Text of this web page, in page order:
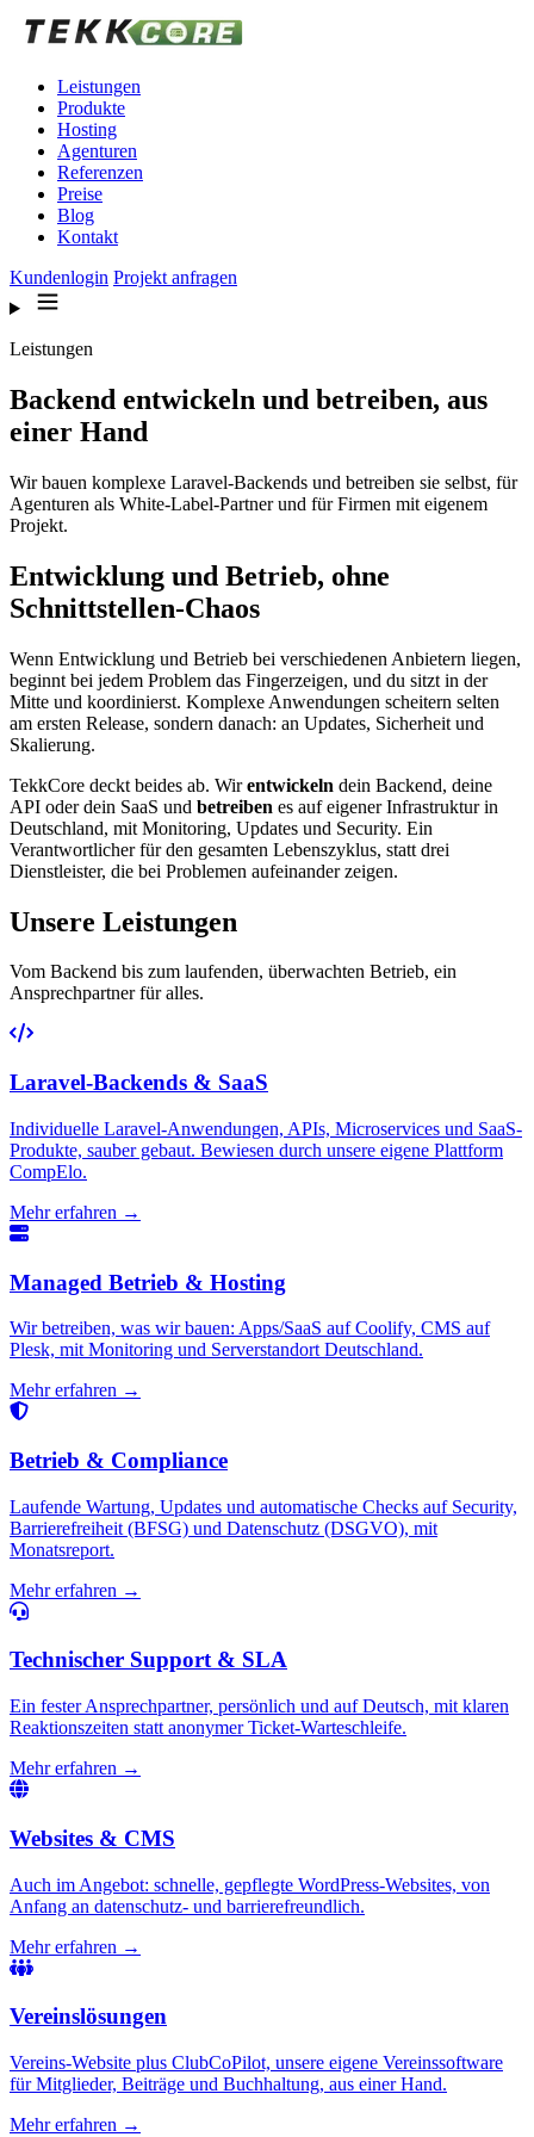
Zum Inhalt springen
Leistungen
Produkte
Hosting
Agenturen
Referenzen
Preise
Blog
Kontakt
Kundenlogin Projekt anfragen
Leistungen
Backend entwickeln und betreiben, aus
einer Hand
Wir bauen komplexe Laravel-Backends und betreiben sie selbst, für
Agenturen als White-Label-Partner und für Firmen mit eigenem
Projekt.
Entwicklung und Betrieb, ohne
Schnittstellen-Chaos
Wenn Entwicklung und Betrieb bei verschiedenen Anbietern liegen,
beginnt bei jedem Problem das Fingerzeigen, und du sitzt in der
Mitte und koordinierst. Komplexe Anwendungen scheitern selten
am ersten Release, sondern danach: an Updates, Sicherheit und
Skalierung.
TekkCore deckt beides ab. Wirentwickeln dein Backend, deine
API oder dein SaaS und betreiben es auf eigener Infrastruktur in
Deutschland, mit Monitoring, Updates und Security. Ein
Verantwortlicher für den gesamten Lebenszyklus, statt drei
Dienstleister, die bei Problemen aufeinander zeigen.
Unsere Leistungen
Vom Backend bis zum laufenden, überwachten Betrieb, ein
Ansprechpartner für alles.
Laravel-Backends & SaaS
Individuelle Laravel-Anwendungen, APIs, Microservices und SaaS-
Produkte, sauber gebaut. Bewiesen durch unsere eigene Plattform
CompElo.
Mehr erfahren →
Managed Betrieb & Hosting
Wir betreiben, was wir bauen: Apps/SaaS auf Coolify, CMS auf
Plesk, mit Monitoring und Serverstandort Deutschland.
Mehr erfahren →
Betrieb & Compliance
Laufende Wartung, Updates und automatische Checks auf Security,
Barrierefreiheit (BFSG) und Datenschutz (DSGVO), mit
Monatsreport.
Mehr erfahren →
Technischer Support & SLA
Ein fester Ansprechpartner, persönlich und auf Deutsch, mit klaren
Reaktionszeiten statt anonymer Ticket-Warteschleife.
Mehr erfahren →
Websites & CMS
Auch im Angebot: schnelle, gepflegte WordPress-Websites, von
Anfang an datenschutz- und barrierefreundlich.
Mehr erfahren →
Vereinslösungen
Vereins-Website plus ClubCoPilot, unsere eigene Vereinssoftware
für Mitglieder, Beiträge und Buchhaltung, aus einer Hand.
Mehr erfahren →